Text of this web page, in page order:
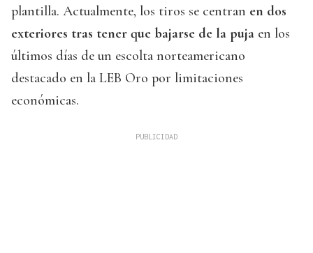
plantilla. Actualmente, los tiros se centran en dos
exteriores tras tener que bajarse de la puja en los
últimos días de un escolta norteamericano
destacado en la LEB Oro por limitaciones
económicas.